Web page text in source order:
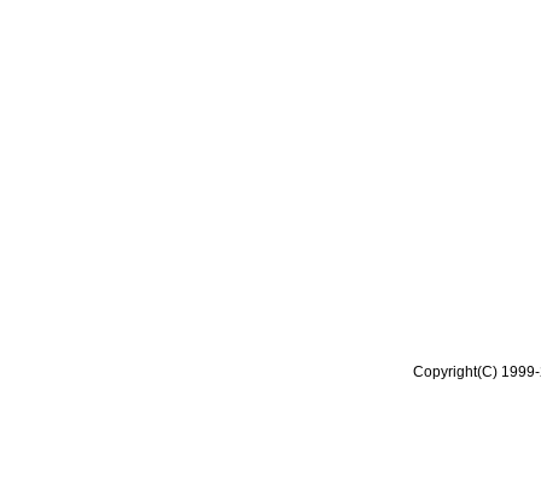
Copyright(C)